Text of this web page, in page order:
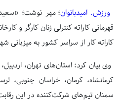
ورزش. امیدبانوان؛ مهر نوشت؛
کاراته کار از سراسر کشور به میزبانی
وی بیان کرد: استان‌های تهران،
کرمانشاه، کرمان، خراسان جنوبی،
سمنان تیم‌های شرکت‌کننده در این